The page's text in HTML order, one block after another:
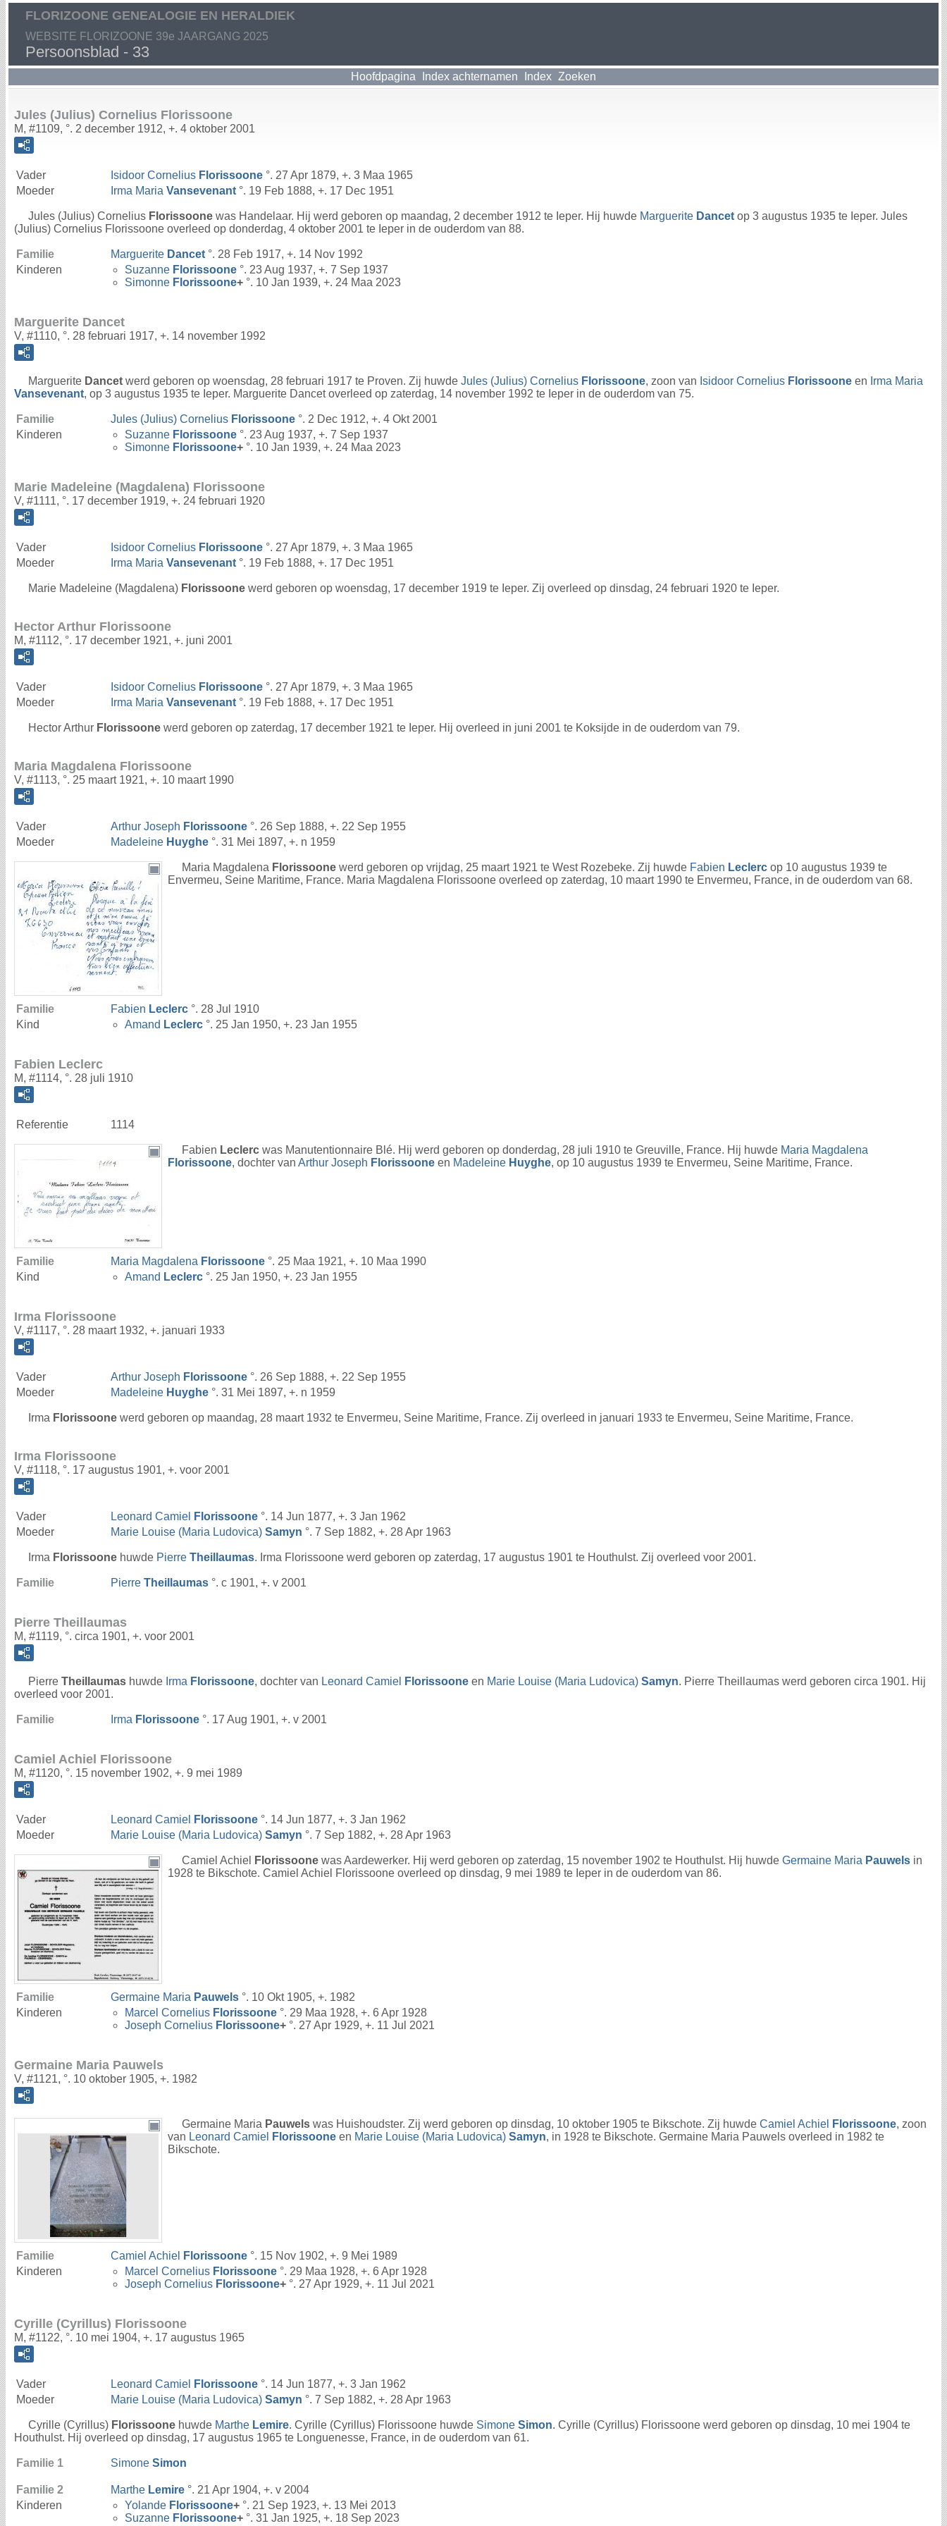
FLORIZOONE GENEALOGIE EN HERALDIEK
WEBSITE FLORIZOONE 39e JAARGANG 2025
Persoonsblad - 33
Hoofdpagina Index achternamen Index Zoeken
Jules (Julius) Cornelius Florissoone
M, #1109, °. 2 december 1912, +. 4 oktober 2001
Vader Isidoor Cornelius Florissoone °. 27 Apr 1879, +. 3 Maa 1965
Moeder
Irma Maria Vansevenant °. 19 Feb 1888, +. 17 Dec 1951
Jules (Julius) Cornelius Florissoone was Handelaar. Hij werd geboren op maandag, 2 december 1912 te Ieper. Hij huwde Marguerite Dancet op 3 augustus 1935 te Ieper. Jules
(Julius) Cornelius Florissoone overleed op donderdag, 4 oktober 2001 te Ieper in de ouderdom van 88.
Familie Marguerite Dancet °. 28 Feb 1917, +. 14 Nov 1992
Kinderen
Suzanne Florissoone °. 23 Aug 1937, +. 7 Sep 1937
Simonne Florissoone+ °. 10 Jan 1939, +. 24 Maa 2023
Marguerite Dancet
V, #1110, °. 28 februari 1917, +. 14 november 1992
Marguerite Dancet werd geboren op woensdag, 28 februari 1917 te Proven. Zij huwde Jules (Julius) Cornelius Florissoone, zoon van Isidoor Cornelius Florissoone en Irma Maria
Vansevenant, op 3 augustus 1935 te Ieper. Marguerite Dancet overleed op zaterdag, 14 november 1992 te Ieper in de ouderdom van 75.
Familie Jules (Julius) Cornelius Florissoone °. 2 Dec 1912, +. 4 Okt 2001
Kinderen
Suzanne Florissoone °. 23 Aug 1937, +. 7 Sep 1937
Simonne Florissoone+ °. 10 Jan 1939, +. 24 Maa 2023
Marie Madeleine (Magdalena) Florissoone
V, #1111, °. 17 december 1919, +. 24 februari 1920
Vader Isidoor Cornelius Florissoone °. 27 Apr 1879, +. 3 Maa 1965
Moeder
Irma Maria Vansevenant °. 19 Feb 1888, +. 17 Dec 1951
Marie Madeleine (Magdalena) Florissoone werd geboren op woensdag, 17 december 1919 te Ieper. Zij overleed op dinsdag, 24 februari 1920 te Ieper.
Hector Arthur Florissoone
M, #1112, °. 17 december 1921, +. juni 2001
Vader Isidoor Cornelius Florissoone °. 27 Apr 1879, +. 3 Maa 1965
Moeder
Irma Maria Vansevenant °. 19 Feb 1888, +. 17 Dec 1951
Hector Arthur Florissoone werd geboren op zaterdag, 17 december 1921 te Ieper. Hij overleed in juni 2001 te Koksijde in de ouderdom van 79.
Maria Magdalena Florissoone
V, #1113, °. 25 maart 1921, +. 10 maart 1990
Vader Arthur Joseph Florissoone °. 26 Sep 1888, +. 22 Sep 1955
Moeder
Madeleine Huyghe °. 31 Mei 1897, +. n 1959
Maria Magdalena Florissoone werd geboren op vrijdag, 25 maart 1921 te West Rozebeke. Zij huwde Fabien Leclerc op 10 augustus 1939 te
Envermeu, Seine Maritime, France. Maria Magdalena Florissoone overleed op zaterdag, 10 maart 1990 te Envermeu, France, in de ouderdom van 68.
Familie Fabien Leclerc °. 28 Jul 1910
Kind
Amand Leclerc °. 25 Jan 1950, +. 23 Jan 1955
Fabien Leclerc
M, #1114, °. 28 juli 1910
Referentie 1114
Fabien Leclerc was Manutentionnaire Blé. Hij werd geboren op donderdag, 28 juli 1910 te Greuville, France. Hij huwde Maria Magdalena
Florissoone, dochter van Arthur Joseph Florissoone en Madeleine Huyghe, op 10 augustus 1939 te Envermeu, Seine Maritime, France.
Familie Maria Magdalena Florissoone °. 25 Maa 1921, +. 10 Maa 1990
Kind
Amand Leclerc °. 25 Jan 1950, +. 23 Jan 1955
Irma Florissoone
V, #1117, °. 28 maart 1932, +. januari 1933
Vader Arthur Joseph Florissoone °. 26 Sep 1888, +. 22 Sep 1955
Moeder
Madeleine Huyghe °. 31 Mei 1897, +. n 1959
Irma Florissoone werd geboren op maandag, 28 maart 1932 te Envermeu, Seine Maritime, France. Zij overleed in januari 1933 te Envermeu, Seine Maritime, France.
Irma Florissoone
V, #1118, °. 17 augustus 1901, +. voor 2001
Vader Leonard Camiel Florissoone °. 14 Jun 1877, +. 3 Jan 1962
Moeder
Marie Louise (Maria Ludovica) Samyn °. 7 Sep 1882, +. 28 Apr 1963
Irma Florissoone huwde Pierre Theillaumas. Irma Florissoone werd geboren op zaterdag, 17 augustus 1901 te Houthulst. Zij overleed voor 2001.
Familie Pierre Theillaumas °. c 1901, +. v 2001
Pierre Theillaumas
M, #1119, °. circa 1901, +. voor 2001
Pierre Theillaumas huwde Irma Florissoone, dochter van Leonard Camiel Florissoone en Marie Louise (Maria Ludovica) Samyn. Pierre Theillaumas werd geboren circa 1901. Hij
overleed voor 2001.
Familie Irma Florissoone °. 17 Aug 1901, +. v 2001
Camiel Achiel Florissoone
M, #1120, °. 15 november 1902, +. 9 mei 1989
Vader Leonard Camiel Florissoone °. 14 Jun 1877, +. 3 Jan 1962
Moeder
Marie Louise (Maria Ludovica) Samyn °. 7 Sep 1882, +. 28 Apr 1963
Camiel Achiel Florissoone was Aardewerker. Hij werd geboren op zaterdag, 15 november 1902 te Houthulst. Hij huwde Germaine Maria Pauwels in
1928 te Bikschote. Camiel Achiel Florissoone overleed op dinsdag, 9 mei 1989 te Ieper in de ouderdom van 86.
Familie Germaine Maria Pauwels °. 10 Okt 1905, +. 1982
Kinderen
Marcel Cornelius Florissoone °. 29 Maa 1928, +. 6 Apr 1928
Joseph Cornelius Florissoone+ °. 27 Apr 1929, +. 11 Jul 2021
Germaine Maria Pauwels
V, #1121, °. 10 oktober 1905, +. 1982
Germaine Maria Pauwels was Huishoudster. Zij werd geboren op dinsdag, 10 oktober 1905 te Bikschote. Zij huwde Camiel Achiel Florissoone, zoon
van Leonard Camiel Florissoone en Marie Louise (Maria Ludovica) Samyn, in 1928 te Bikschote. Germaine Maria Pauwels overleed in 1982 te
Bikschote.
Familie Camiel Achiel Florissoone °. 15 Nov 1902, +. 9 Mei 1989
Kinderen
Marcel Cornelius Florissoone °. 29 Maa 1928, +. 6 Apr 1928
Joseph Cornelius Florissoone+ °. 27 Apr 1929, +. 11 Jul 2021
Cyrille (Cyrillus) Florissoone
M, #1122, °. 10 mei 1904, +. 17 augustus 1965
Vader Leonard Camiel Florissoone °. 14 Jun 1877, +. 3 Jan 1962
Moeder
Marie Louise (Maria Ludovica) Samyn °. 7 Sep 1882, +. 28 Apr 1963
Cyrille (Cyrillus) Florissoone huwde Marthe Lemire. Cyrille (Cyrillus) Florissoone huwde Simone Simon. Cyrille (Cyrillus) Florissoone werd geboren op dinsdag, 10 mei 1904 te
Houthulst. Hij overleed op dinsdag, 17 augustus 1965 te Longuenesse, France, in de ouderdom van 61.
Familie 1 Simone Simon
Familie 2 Marthe Lemire °. 21 Apr 1904, +. v 2004
Kinderen
Yolande Florissoone+ °. 21 Sep 1923, +. 13 Mei 2013
Suzanne Florissoone+ °. 31 Jan 1925, +. 18 Sep 2023